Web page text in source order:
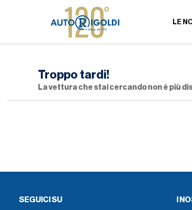
LE
Troppo tardi!
La vettura che stai cercando non è più
SEGUICI SU I